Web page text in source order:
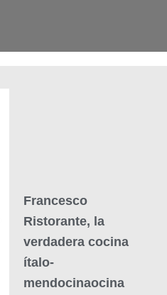
Francesco
Ristorante, la
verdadera cocina
ítalo-
mendocinaocina